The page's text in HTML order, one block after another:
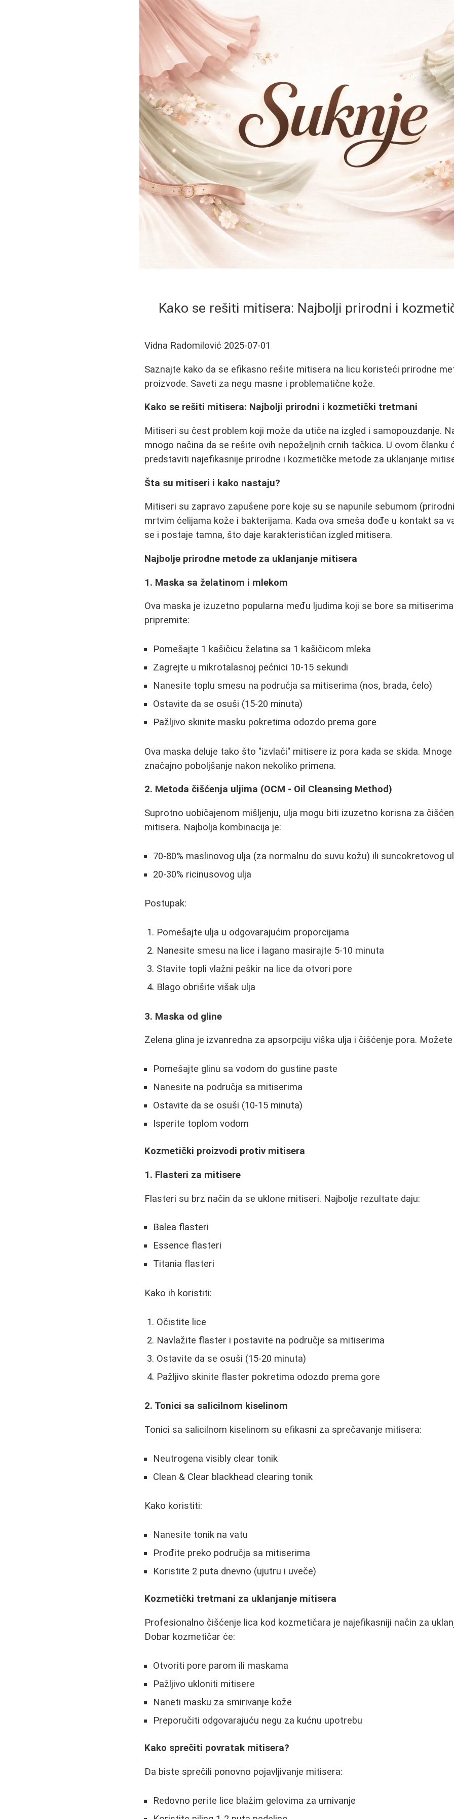
Kako se rešiti mitisera: Najbolji prirodni i
Vidna Radomilović 2025-07-01
Saznajte kako da se efikasno rešite mitisera na licu koristeći prirodne
proizvode. Saveti za negu masne i problematične kože.
Kako se rešiti mitisera: Najbolji prirodni i kozmetički tretmani
Mitiseri su čest problem koji može da utiče na izgled i samopouzdanje.
mnogo načina da se rešite ovih nepoželjnih crnih tačkica. U ovom članku
predstaviti najefikasnije prirodne i kozmetičke metode za uklanjanje
Šta su mitiseri i kako nastaju?
Mitiseri su zapravo zapušene pore koje su se napunile sebumom
mrtvim ćelijama kože i bakterijama. Kada ova smeša dođe u kontakt sa
se i postaje tamna, što daje karakterističan izgled mitisera.
Najbolje prirodne metode za uklanjanje mitisera
1. Maska sa želatinom i mlekom
Ova maska je izuzetno popularna među ljudima koji se bore sa
pripremite:
Pomešajte 1 kašičicu želatina sa 1 kašičicom mleka
Zagrejte u mikrotalasnoj pećnici 10-15 sekundi
Nanesite toplu smesu na područja sa mitiserima (nos, brada, čelo)
Ostavite da se osuši (15-20 minuta)
Pažljivo skinite masku pokretima odozdo prema gore
Ova maska deluje tako što "izvlači" mitisere iz pora kada se skida.
značajno poboljšanje nakon nekoliko primena.
2. Metoda čišćenja uljima (OCM - Oil Cleansing Method)
Suprotno uobičajenom mišljenju, ulja mogu biti izuzetno korisna za
mitisera. Najbolja kombinacija je:
70-80% maslinovog ulja (za normalnu do suvu kožu) ili suncokretovog
20-30% ricinusovog ulja
Postupak:
Pomešajte ulja u odgovarajućim proporcijama
Nanesite smesu na lice i lagano masirajte 5-10 minuta
Stavite topli vlažni peškir na lice da otvori pore
Blago obrišite višak ulja
3. Maska od gline
Zelena glina je izvanredna za apsorpciju viška ulja i čišćenje pora.
Pomešajte glinu sa vodom do gustine paste
Nanesite na područja sa mitiserima
Ostavite da se osuši (10-15 minuta)
Isperite toplom vodom
Kozmetički proizvodi protiv mitisera
1. Flasteri za mitisere
Flasteri su brz način da se uklone mitiseri. Najbolje rezultate daju:
Balea flasteri
Essence flasteri
Titania flasteri
Kako ih koristiti:
Očistite lice
Navlažite flaster i postavite na područje sa mitiserima
Ostavite da se osuši (15-20 minuta)
Pažljivo skinite flaster pokretima odozdo prema gore
2. Tonici sa salicilnom kiselinom
Tonici sa salicilnom kiselinom su efikasni za sprečavanje mitisera:
Neutrogena visibly clear tonik
Clean & Clear blackhead clearing tonik
Kako koristiti:
Nanesite tonik na vatu
Prođite preko područja sa mitiserima
Koristite 2 puta dnevno (ujutru i uveče)
Kozmetički tretmani za uklanjanje mitisera
Profesionalno čišćenje lica kod kozmetičara je najefikasniji način za
Dobar kozmetičar će:
Otvoriti pore parom ili maskama
Pažljivo ukloniti mitisere
Naneti masku za smirivanje kože
Preporučiti odgovarajuću negu za kućnu upotrebu
Kako sprečiti povratak mitisera?
Da biste sprečili ponovno pojavljivanje mitisera:
Redovno perite lice blažim gelovima za umivanje